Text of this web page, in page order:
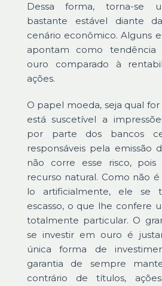
Dessa forma, torna-se
bastante estável diante
cenário econômico. Alguns
apontam como tendência
ouro comparado à
ações.
O papel moeda, seja qual for
está suscetível a
por parte dos bancos
responsáveis pela emissão
não corre esse risco,
recurso natural. Como não
lo artificialmente, ele se
escasso, o que lhe confere
totalmente particular. O
se investir em ouro é
única forma de
garantia de sempre
contrário de títulos,